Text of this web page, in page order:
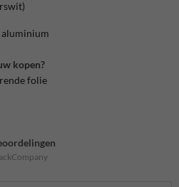
kopen?
folie